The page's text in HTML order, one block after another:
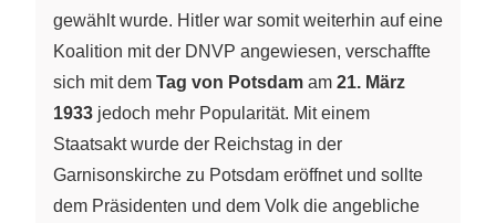
gewählt wurde. Hitler war somit weiterhin auf eine
Koalition mit der DNVP angewiesen, verschaffte
sich mit dem Tag von Potsdam am 21. März
1933 jedoch mehr Popularität. Mit einem
Staatsakt wurde der Reichstag in der
Garnisonskirche zu Potsdam eröffnet und sollte
dem Präsidenten und dem Volk die angebliche